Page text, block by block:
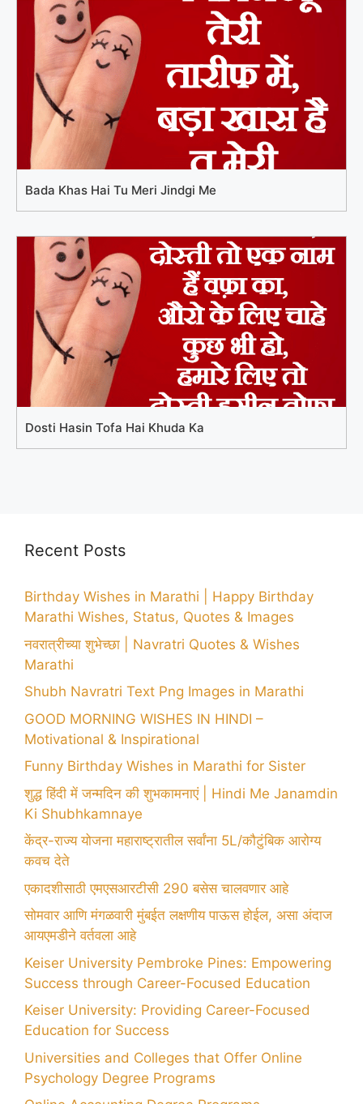
Bada Khas Hai Tu Meri Jindgi Me
Dosti Hasin Tofa Hai Khuda Ka
Recent Posts
Birthday Wishes in Marathi | Happy Birthday
Marathi Wishes, Status, Quotes & Images
नवरात्रीच्या शुभेच्छा | Navratri Quotes & Wishes
Marathi
Shubh Navratri Text Png Images in Marathi
GOOD MORNING WISHES IN HINDI –
Motivational & Inspirational
Funny Birthday Wishes in Marathi for Sister
शुद्ध हिंदी में जन्मदिन की शुभकामनाएं | Hindi Me Janamdin
Ki Shubhkamnaye
केंद्र-राज्य योजना महाराष्ट्रातील सर्वांना 5L/कौटुंबिक आरोग्य
कवच देते
एकादशीसाठी एमएसआरटीसी 290 बसेस चालवणार आहे
सोमवार आणि मंगळवारी मुंबईत लक्षणीय पाऊस होईल, असा अंदाज
आयएमडीने वर्तवला आहे
Keiser University Pembroke Pines: Empowering
Success through Career-Focused Education
Keiser University: Providing Career-Focused
Education for Success
Universities and Colleges that Offer Online
Psychology Degree Programs